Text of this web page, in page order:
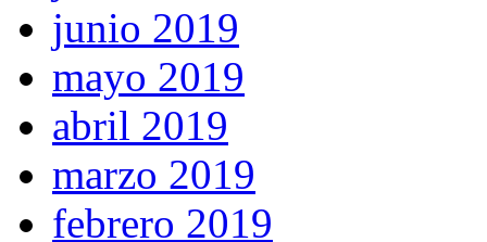
junio 2019
mayo 2019
abril 2019
marzo 2019
febrero 2019